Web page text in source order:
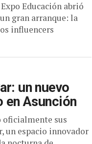
Educación abrió
gran arranque: la
influencers
un nuevo
en Asunción
oficialmente sus
un espacio innovador